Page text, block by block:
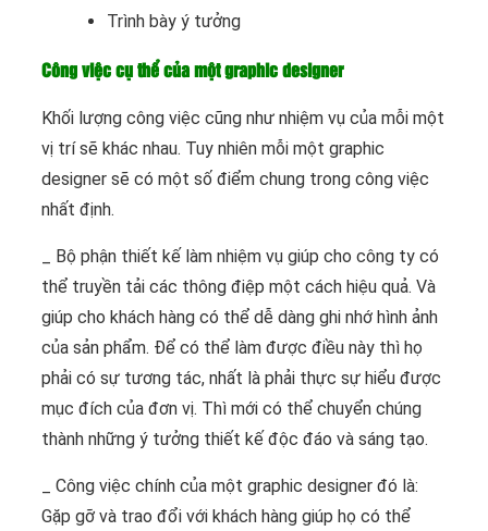
Trình bày ý tưởng
Công việc cụ thể của một graphic designer
Khối lượng công việc cũng như nhiệm vụ của mỗi một
vị trí sẽ khác nhau. Tuy nhiên mỗi một graphic
designer sẽ có một số điểm chung trong công việc
nhất định.
_ Bộ phận thiết kế làm nhiệm vụ giúp cho công ty có
thể truyền tải các thông điệp một cách hiệu quả. Và
giúp cho khách hàng có thể dễ dàng ghi nhớ hình ảnh
của sản phẩm. Để có thể làm được điều này thì họ
phải có sự tương tác, nhất là phải thực sự hiểu được
mục đích của đơn vị. Thì mới có thể chuyển chúng
thành những ý tưởng thiết kế độc đáo và sáng tạo.
_ Công việc chính của một graphic designer đó là:
Gặp gỡ và trao đổi với khách hàng giúp họ có thể